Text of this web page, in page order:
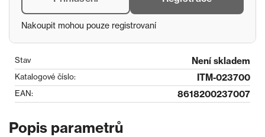
Nakoupit mohou pouze registrovaní
Stav Není skladem
Katalogové číslo: ITM-023700
EAN: 8618200237007
Popis parametrů